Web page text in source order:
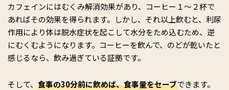
カフェインにはむくみ解消効果があり、コーヒー１～２杯で
あればその効果を得られます。しかし、それ以上飲むと、利尿
作用により体は脱水症状を起こして水分をため込むため、逆
にむくむようになります。コーヒーを飲んで、のどが乾いたと
感じるなら、飲み過ぎている証拠です。
そして、 食事の30分前に飲めば、食事量をセーブできます。